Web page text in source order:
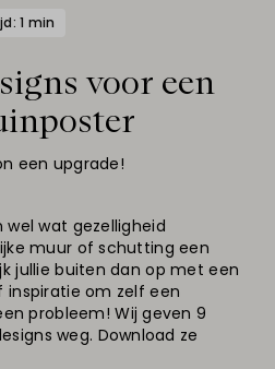
1 min
voor een
een upgrade!
wel wat gezelligheid
muur of schutting een
jullie buiten dan op met een
inspiratie om zelf een
probleem! Wij geven 9
weg. Download ze